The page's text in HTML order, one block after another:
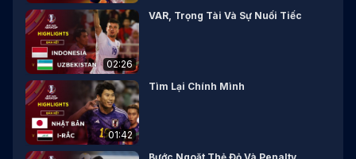
02:26
VAR, Trọng Tài Và Sự Nuối Tiếc
01:42
Tìm Lại Chính Mình